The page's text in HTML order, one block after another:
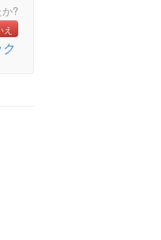
オプションを使用する
?
え